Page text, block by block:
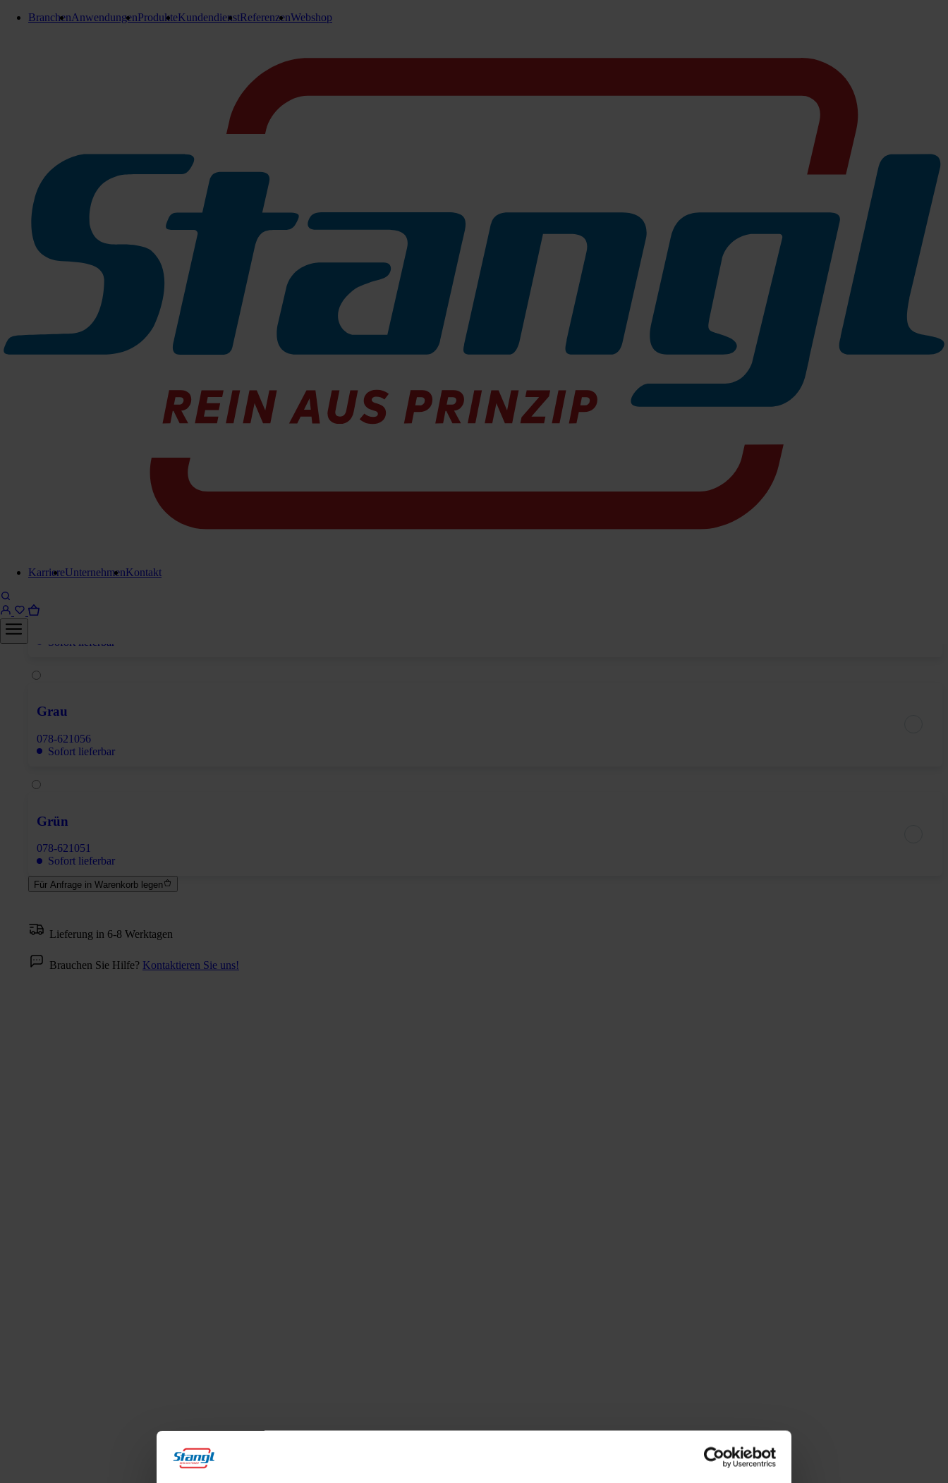
BranchenAnwendungenProdukteKundendienstReferenzenWebshop
KarriereUnternehmenKontakt
Reinigungstücher
Robustes Universaltuch mit formstabiler Schlingenstruktur und hohem Volumen. Geeignet für alle gängigen Oberflächen für die universelle Unterhaltsreinigung. Ideal für mittel bis stark verschmutzte
Oberflächen. Besonders saugstark mit einem Flüssigkeitsaufnahmevermögen von über 500% des Eigengewichts.
Struktur: Frottee, gewirkt, formstabil
Zu den Produktinfos
Sofort lieferbar
Sofort lieferbar
Grau
078-621056
Sofort lieferbar
Grün
078-621051
Sofort lieferbar
Für Anfrage in Warenkorb legen
Lieferung in 6-8 Werktagen
Brauchen Sie Hilfe? Kontaktieren Sie uns!